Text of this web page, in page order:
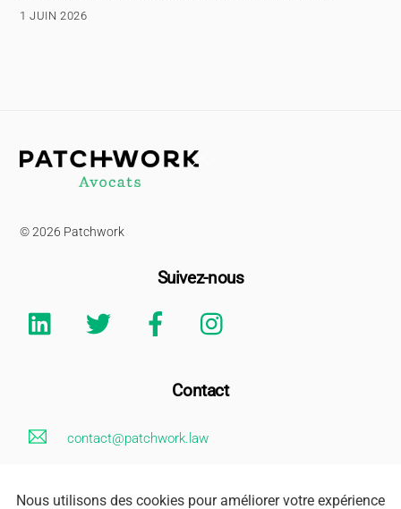
1 JUIN 2026
© 2026 Patchwork
Suivez-nous
Linkedin Twitter Facebook
Contact
contact@patchwork.law